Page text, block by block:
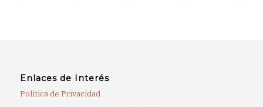
Enlaces de Interés
Política de Privacidad